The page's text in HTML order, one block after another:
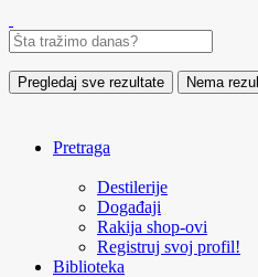
Pregledaj sve rezultate Nema
Pretraga
Destilerije
Događaji
Rakija shop-ovi
Registruj svoj profil!
Biblioteka